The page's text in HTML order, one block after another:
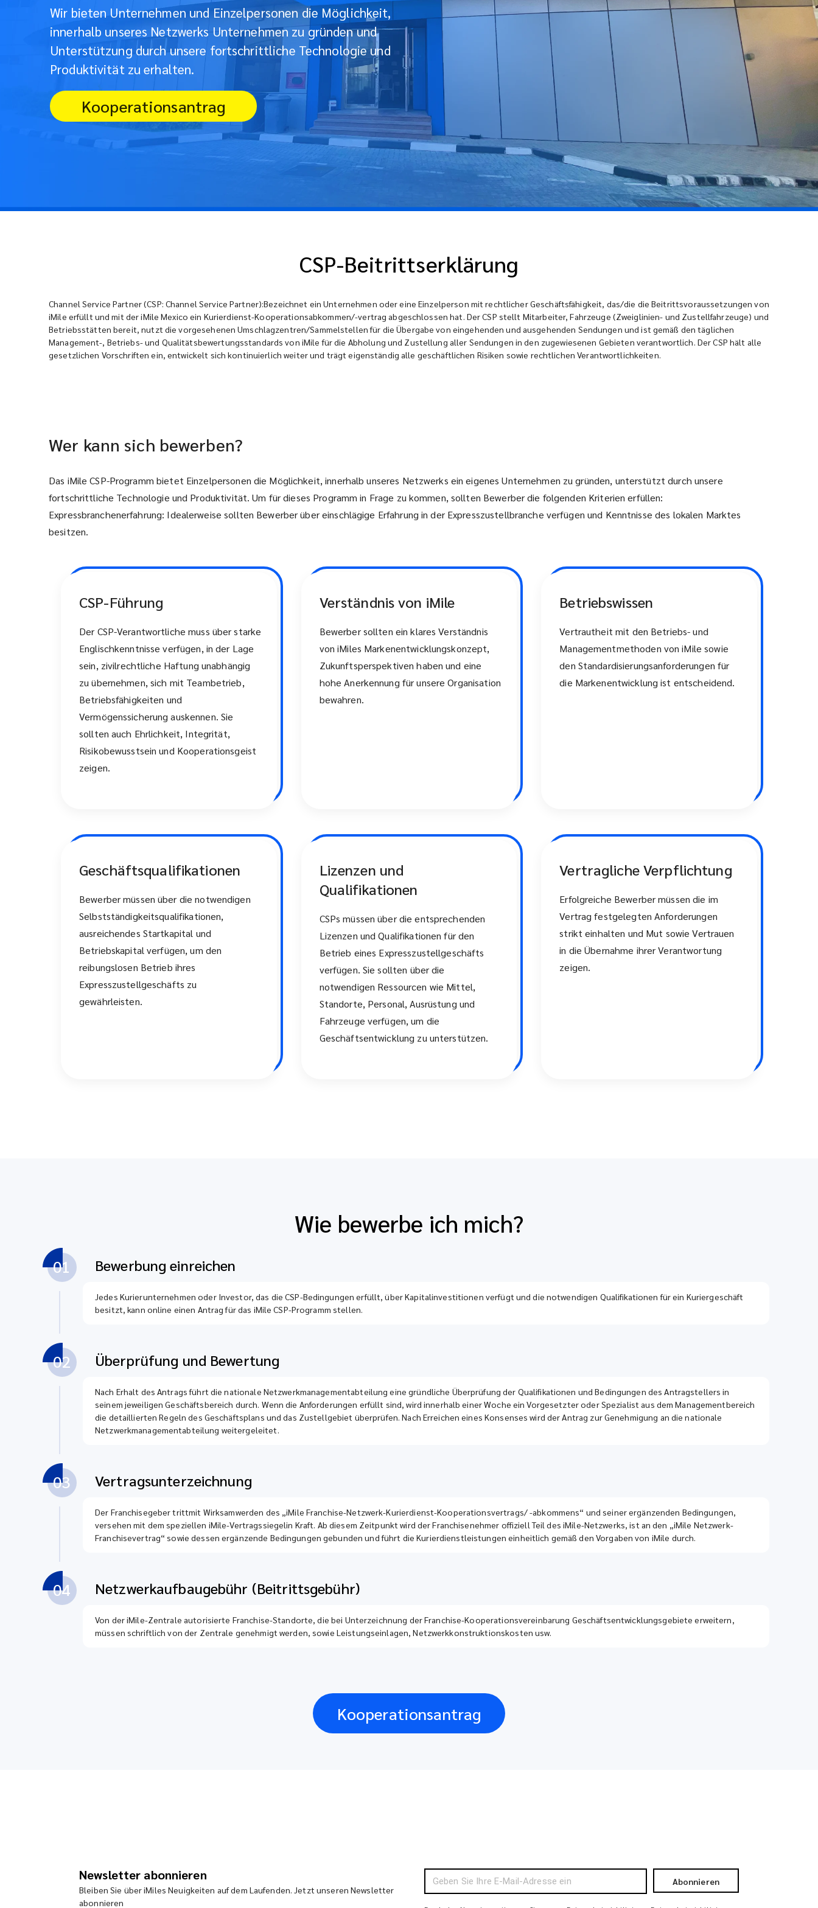
Wir bieten Unternehmen und Einzelpersonen die Möglichkeit,
innerhalb unseres Netzwerks Unternehmen zu gründen und
Unterstützung durch unsere fortschrittliche Technologie und
Produktivität zu erhalten.
Kooperationsantrag
CSP-Beitrittserklärung
Channel Service Partner (CSP: Channel Service Partner):Bezeichnet ein Unternehmen oder eine Einzelperson mit rechtlicher Geschäftsfähigkeit, das/die die Beitrittsvoraussetzungen von
iMile erfüllt und mit der iMile Mexico ein Kurierdienst-Kooperationsabkommen/-vertrag abgeschlossen hat. Der CSP stellt Mitarbeiter, Fahrzeuge (Zweiglinien- und Zustellfahrzeuge) und
Betriebsstätten bereit, nutzt die vorgesehenen Umschlagzentren/Sammelstellen für die Übergabe von eingehenden und ausgehenden Sendungen und ist gemäß den täglichen
Management-, Betriebs- und Qualitätsbewertungsstandards von iMile für die Abholung und Zustellung aller Sendungen in den zugewiesenen Gebieten verantwortlich. Der CSP hält alle
gesetzlichen Vorschriften ein, entwickelt sich kontinuierlich weiter und trägt eigenständig alle geschäftlichen Risiken sowie rechtlichen Verantwortlichkeiten.
Wer kann sich bewerben?
Das iMile CSP-Programm bietet Einzelpersonen die Möglichkeit, innerhalb unseres Netzwerks ein eigenes Unternehmen zu gründen, unterstützt durch unsere
fortschrittliche Technologie und Produktivität. Um für dieses Programm in Frage zu kommen, sollten Bewerber die folgenden Kriterien erfüllen:
Expressbranchenerfahrung: Idealerweise sollten Bewerber über einschlägige Erfahrung in der Expresszustellbranche verfügen und Kenntnisse des lokalen Marktes
besitzen.
CSP-Führung
Der CSP-Verantwortliche muss über starke
Englischkenntnisse verfügen, in der Lage
sein, zivilrechtliche Haftung unabhängig
zu übernehmen, sich mit Teambetrieb,
Betriebsfähigkeiten und
Vermögenssicherung auskennen. Sie
sollten auch Ehrlichkeit, Integrität,
Risikobewusstsein und Kooperationsgeist
zeigen.
Verständnis von iMile
Bewerber sollten ein klares Verständnis
von iMiles Markenentwicklungskonzept,
Zukunftsperspektiven haben und eine
hohe Anerkennung für unsere Organisation
bewahren.
Betriebswissen
Vertrautheit mit den Betriebs- und
Managementmethoden von iMile sowie
den Standardisierungsanforderungen für
die Markenentwicklung ist entscheidend.
Geschäftsqualifikationen
Bewerber müssen über die notwendigen
Selbstständigkeitsqualifikationen,
ausreichendes Startkapital und
Betriebskapital verfügen, um den
reibungslosen Betrieb ihres
Expresszustellgeschäfts zu
gewährleisten.
Lizenzen und
Qualifikationen
CSPs müssen über die entsprechenden
Lizenzen und Qualifikationen für den
Betrieb eines Expresszustellgeschäfts
verfügen. Sie sollten über die
notwendigen Ressourcen wie Mittel,
Standorte, Personal, Ausrüstung und
Fahrzeuge verfügen, um die
Geschäftsentwicklung zu unterstützen.
Vertragliche Verpflichtung
Erfolgreiche Bewerber müssen die im
Vertrag festgelegten Anforderungen
strikt einhalten und Mut sowie Vertrauen
in die Übernahme ihrer Verantwortung
zeigen.
Wie bewerbe ich mich?
01 Bewerbung einreichen
Jedes Kurierunternehmen oder Investor, das die CSP-Bedingungen erfüllt, über Kapitalinvestitionen verfügt und die notwendigen Qualifikationen für ein Kuriergeschäft
besitzt, kann online einen Antrag für das iMile CSP-Programm stellen.
02 Überprüfung und Bewertung
Nach Erhalt des Antrags führt die nationale Netzwerkmanagementabteilung eine gründliche Überprüfung der Qualifikationen und Bedingungen des Antragstellers in
seinem jeweiligen Geschäftsbereich durch. Wenn die Anforderungen erfüllt sind, wird innerhalb einer Woche ein Vorgesetzter oder Spezialist aus dem Managementbereich
die detaillierten Regeln des Geschäftsplans und das Zustellgebiet überprüfen. Nach Erreichen eines Konsenses wird der Antrag zur Genehmigung an die nationale
Netzwerkmanagementabteilung weitergeleitet.
03 Vertragsunterzeichnung
Der Franchisegeber trittmit Wirksamwerden des „iMile Franchise-Netzwerk-Kurierdienst-Kooperationsvertrags/ -abkommens“ und seiner ergänzenden Bedingungen,
versehen mit dem speziellen iMile-Vertragssiegelin Kraft. Ab diesem Zeitpunkt wird der Franchisenehmer offiziell Teil des iMile-Netzwerks, ist an den „iMile Netzwerk-
Franchisevertrag“ sowie dessen ergänzende Bedingungen gebunden und führt die Kurierdienstleistungen einheitlich gemäß den Vorgaben von iMile durch.
04 Netzwerkaufbaugebühr (Beitrittsgebühr)
Von der iMile-Zentrale autorisierte Franchise-Standorte, die bei Unterzeichnung der Franchise-Kooperationsvereinbarung Geschäftsentwicklungsgebiete erweitern,
müssen schriftlich von der Zentrale genehmigt werden, sowie Leistungseinlagen, Netzwerkkonstruktionskosten usw.
Kooperationsantrag
Newsletter abonnieren
Bleiben Sie über iMiles Neuigkeiten auf dem Laufenden. Jetzt unseren Newsletter
abonnieren
Abonnieren